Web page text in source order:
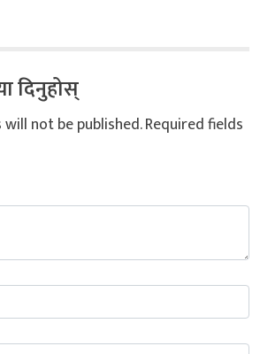
दिनुहोस्
not be published.Required fields